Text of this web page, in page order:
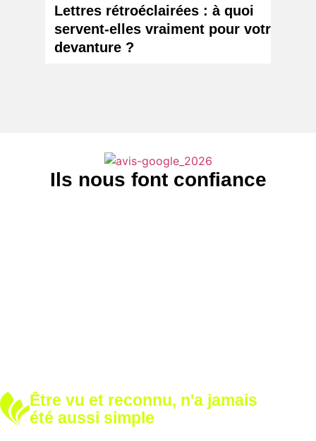
Lettres rétroéclairées : à quoi
servent-elles vraiment pour votre
devanture ?
Ils nous font confiance
Être vu et reconnu, n'a jamais
été aussi simple